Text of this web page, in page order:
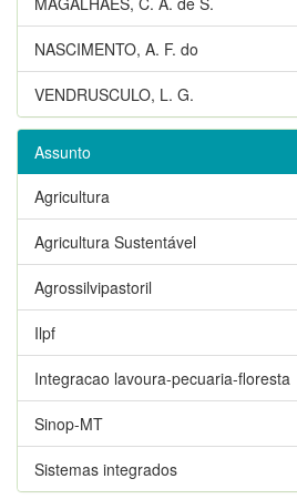
NASCIMENTO, A. F. do
VENDRUSCULO, L. G.
Assunto
Agricultura
Agricultura Sustentável
Agrossilvipastoril
Ilpf
Integracao lavoura-pecuaria-floresta
Sinop-MT
Sistemas integrados